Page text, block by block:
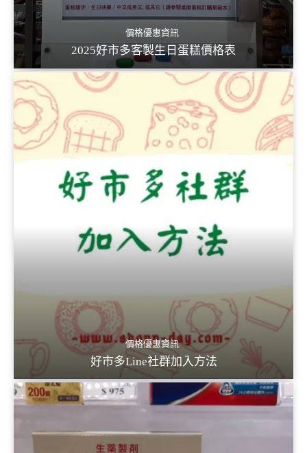
價格優惠資訊
2025好市多客製生日蛋糕價格表
價格優惠資訊
好市多Line社群加入方法